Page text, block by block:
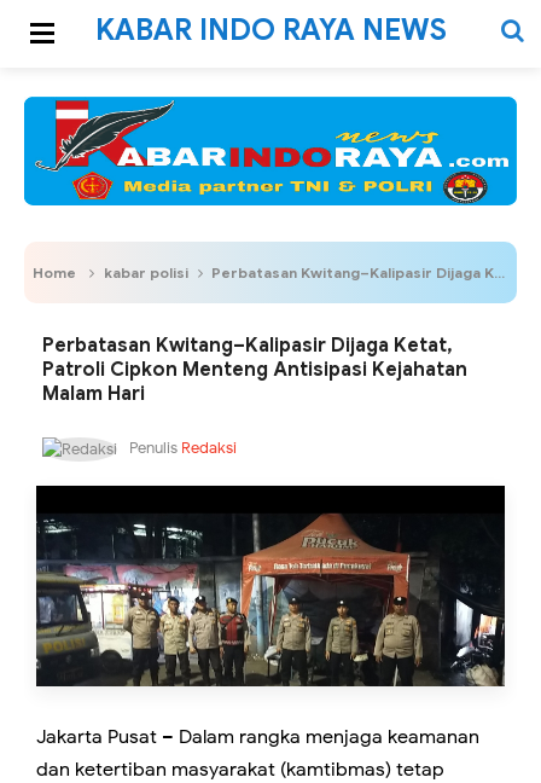
KABAR INDO RAYA NEWS
Home kabar polisi Perbatasan Kwitang–Kalipasir Dijaga Ketat, Patroli Cipkon Menteng Antisipasi Kejahatan Malam Hari
Perbatasan Kwitang–Kalipasir Dijaga Ketat,
Patroli Cipkon Menteng Antisipasi Kejahatan
Malam Hari
Penulis Redaksi
Jakarta Pusat – Dalam rangka menjaga keamanan
dan ketertiban masyarakat (kamtibmas) tetap